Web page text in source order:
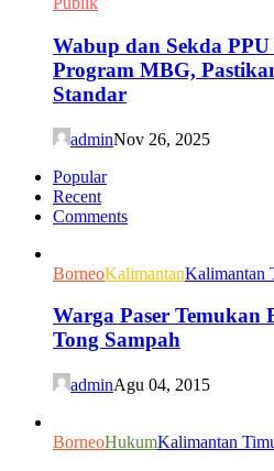
Wabup dan Sekda
Program MBG,
Standar
adminNov 26, 2025
Popular
Recent
Comments
BorneoKalimantanKalimantan
Warga Paser Temukan
Tong Sampah
adminAgu 04, 2015
BorneoHukumKalimantan